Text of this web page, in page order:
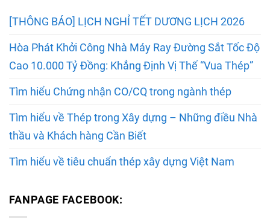
[THÔNG BÁO] LỊCH NGHỈ TẾT DƯƠNG LỊCH 2026
Hòa Phát Khởi Công Nhà Máy Ray Đường Sắt Tốc Độ
Cao 10.000 Tỷ Đồng: Khẳng Định Vị Thế “Vua Thép”
Tìm hiểu Chứng nhận CO/CQ trong ngành thép
Tìm hiểu về Thép trong Xây dựng – Những điều Nhà
thầu và Khách hàng Cần Biết
Tìm hiểu về tiêu chuẩn thép xây dựng Việt Nam
FANPAGE FACEBOOK: